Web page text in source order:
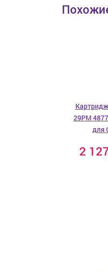
29PM
для
2